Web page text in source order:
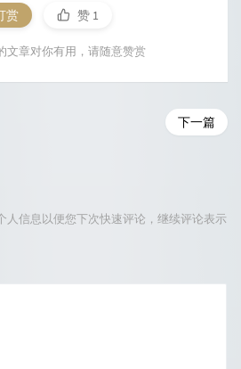
赏 赞 1
文章对你有用，请随意赞赏
下一篇
人信息以便您下次快速评论，继续评论表示